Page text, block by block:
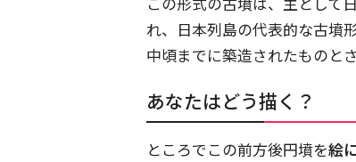
れ、日本列島の代表的な古墳
中頃までに築造されたものと
あなたはどう描く？
ところでこの前方後円墳を絵